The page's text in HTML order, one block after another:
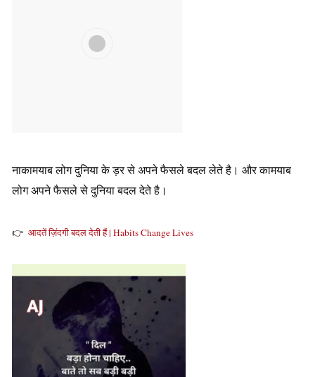
नाकामयाब लोग दुनिया के ड़र से अपने फैसले बदल लेते है। और कामयाब
लोग अपने फैसले से दुनिया बदल देते है।
👉 आदतें ज़िंदगी बदल देती हैं | Habits Change Lives